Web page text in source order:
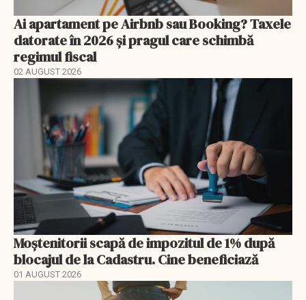
Ai apartament pe Airbnb sau Booking? Taxele
datorate în 2026 și pragul care schimbă
regimul fiscal
02 AUGUST 2026
Moștenitorii scapă de impozitul de 1% după
blocajul de la Cadastru. Cine beneficiază
01 AUGUST 2026